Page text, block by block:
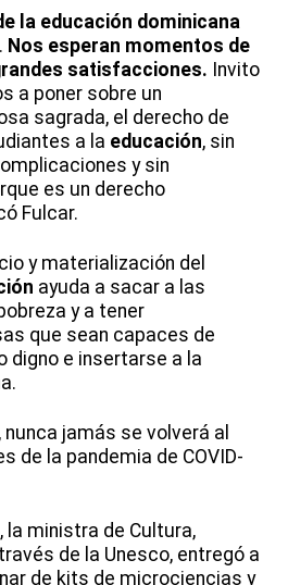
la educación dominicana
. Nos esperan momentos de
satisfacciones. Invito
a poner sobre un
sagrada, el derecho de
a la educación, sin
y sin
es un derecho
Fulcar.
y materialización del
ayuda a sacar a las
y a tener
que sean capaces de
digno e insertarse a la
nunca jamás se volverá al
de la pandemia de COVID-
la ministra de Cultura,
de la Unesco, entregó a
de kits de microciencias y